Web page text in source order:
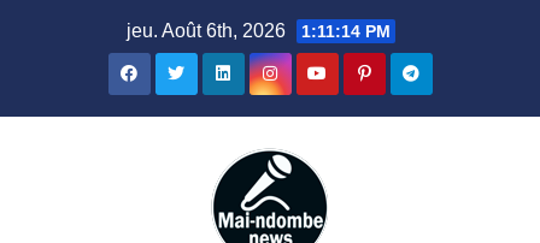
jeu. Août 6th, 2026 1:11:15 PM